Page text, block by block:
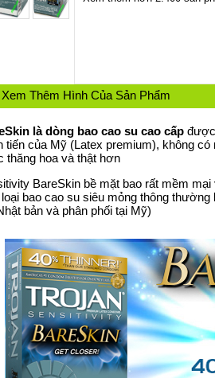
Thêm Hình Của Sản Phẩm
là dòng bao cao su cao cấp
tiến của Mỹ (Latex premium), không
thăng hoa và thật hơn
BareSkin bề mặt bao rất mềm
bao cao su siêu mỏng thông thường
bản và phân phối tại Mỹ)